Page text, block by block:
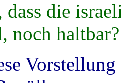
die
noch haltbar?